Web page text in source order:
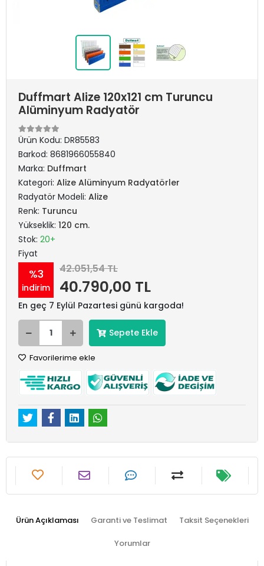
Duffmart Alize 120x121 cm Turuncu
Alüminyum Radyatör
Ürün Kodu: DR85583
Barkod: 8681966055840
Marka: Duffmart
Kategori: Alize Alüminyum Radyatörler
Radyatör Modeli: Alize
Renk: Turuncu
Yükseklik: 120 cm.
Stok: 20+
Fiyat
%3
indirim
42.051,54 TL
40.790,00 TL
En geç 7 Eylül Pazartesi günü kargoda!
Sepete Ekle
Favorilerime ekle
Ürün Açıklaması Garanti ve Teslimat Taksit Seçenekleri
Yorumlar